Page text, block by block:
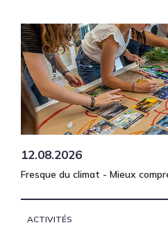
12.08.2026
Fresque du climat - Mieux
ACTIVITÉS